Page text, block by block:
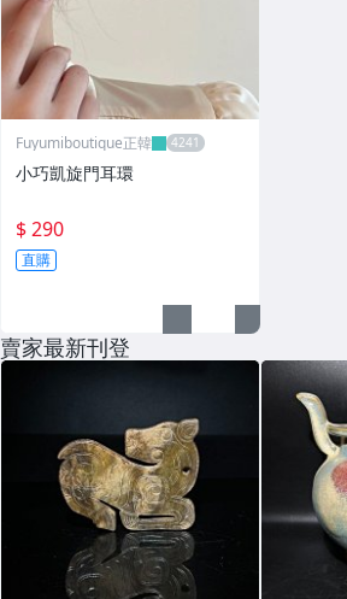
Fuyumiboutique正韓
小巧凱旋門耳環
$ 290
直購
賣家最新刊登